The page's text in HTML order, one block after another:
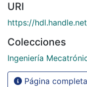
URI
https://
Colecciones
Ingeniería
Página